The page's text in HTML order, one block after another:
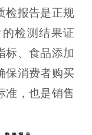
检报告是正规
检测结果证
标、食品添加
保消费者购买
准，也是销售